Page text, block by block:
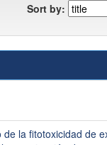
Sort by:
de la fitotoxicidad de